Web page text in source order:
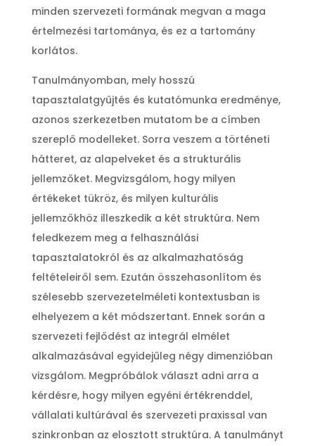
minden szervezeti formának megvan a maga
értelmezési tartománya, és ez a tartomány
korlátos.
Tanulmányomban, mely hosszú
tapasztalatgyűjtés és kutatómunka eredménye,
azonos szerkezetben mutatom be a címben
szereplő modelleket. Sorra veszem a történeti
hátteret, az alapelveket és a strukturális
jellemzőket. Megvizsgálom, hogy milyen
értékeket tükröz, és milyen kulturális
jellemzőkhöz illeszkedik a két struktúra. Nem
feledkezem meg a felhasználási
tapasztalatokról és az alkalmazhatóság
feltételeiről sem. Ezután összehasonlítom és
szélesebb szervezetelméleti kontextusban is
elhelyezem a két módszertant. Ennek során a
szervezeti fejlődést az integrál elmélet
alkalmazásával egyidejűleg négy dimenzióban
vizsgálom. Megpróbálok választ adni arra a
kérdésre, hogy milyen egyéni értékrenddel,
vállalati kultúrával és szervezeti praxissal van
szinkronban az elosztott struktúra. A tanulmányt